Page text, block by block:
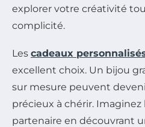
explorer votre créativité
complicité.
Les cadeaux
excellent choix. Un bijou
sur mesure peuvent
précieux à chérir. Imaginez
partenaire en découvrant